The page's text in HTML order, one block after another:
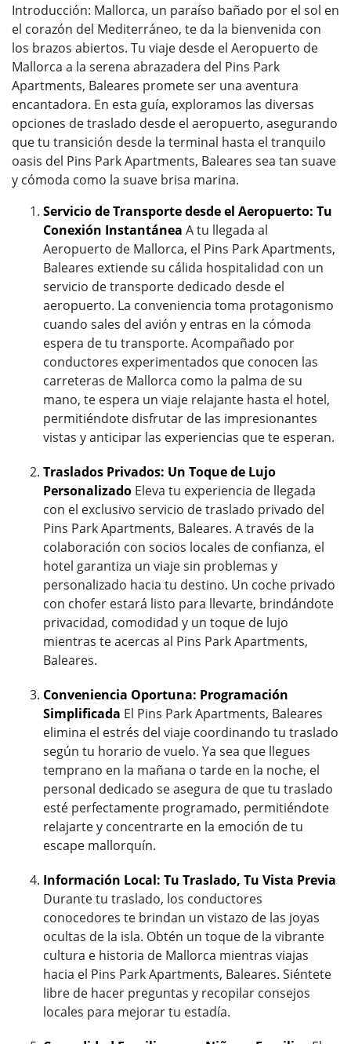
Introducción: Mallorca, un paraíso bañado por el sol en
el corazón del Mediterráneo, te da la bienvenida con
los brazos abiertos. Tu viaje desde el Aeropuerto de
Mallorca a la serena abrazadera del Pins Park
Apartments, Baleares promete ser una aventura
encantadora. En esta guía, exploramos las diversas
opciones de traslado desde el aeropuerto, asegurando
que tu transición desde la terminal hasta el tranquilo
oasis del Pins Park Apartments, Baleares sea tan suave
y cómoda como la suave brisa marina.
Servicio de Transporte desde el Aeropuerto: Tu
Conexión Instantánea A tu llegada al
Aeropuerto de Mallorca, el Pins Park Apartments,
Baleares extiende su cálida hospitalidad con un
servicio de transporte dedicado desde el
aeropuerto. La conveniencia toma protagonismo
cuando sales del avión y entras en la cómoda
espera de tu transporte. Acompañado por
conductores experimentados que conocen las
carreteras de Mallorca como la palma de su
mano, te espera un viaje relajante hasta el hotel,
permitiéndote disfrutar de las impresionantes
vistas y anticipar las experiencias que te esperan.
Traslados Privados: Un Toque de Lujo
Personalizado Eleva tu experiencia de llegada
con el exclusivo servicio de traslado privado del
Pins Park Apartments, Baleares. A través de la
colaboración con socios locales de confianza, el
hotel garantiza un viaje sin problemas y
personalizado hacia tu destino. Un coche privado
con chofer estará listo para llevarte, brindándote
privacidad, comodidad y un toque de lujo
mientras te acercas al Pins Park Apartments,
Baleares.
Conveniencia Oportuna: Programación
Simplificada El Pins Park Apartments, Baleares
elimina el estrés del viaje coordinando tu traslado
según tu horario de vuelo. Ya sea que llegues
temprano en la mañana o tarde en la noche, el
personal dedicado se asegura de que tu traslado
esté perfectamente programado, permitiéndote
relajarte y concentrarte en la emoción de tu
escape mallorquín.
Información Local: Tu Traslado, Tu Vista Previa
Durante tu traslado, los conductores
conocedores te brindan un vistazo de las joyas
ocultas de la isla. Obtén un toque de la vibrante
cultura e historia de Mallorca mientras viajas
hacia el Pins Park Apartments, Baleares. Siéntete
libre de hacer preguntas y recopilar consejos
locales para mejorar tu estadía.